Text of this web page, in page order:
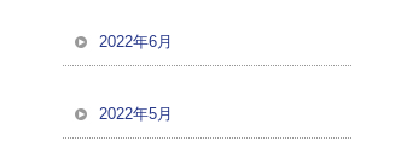
2022年6月
2022年5月